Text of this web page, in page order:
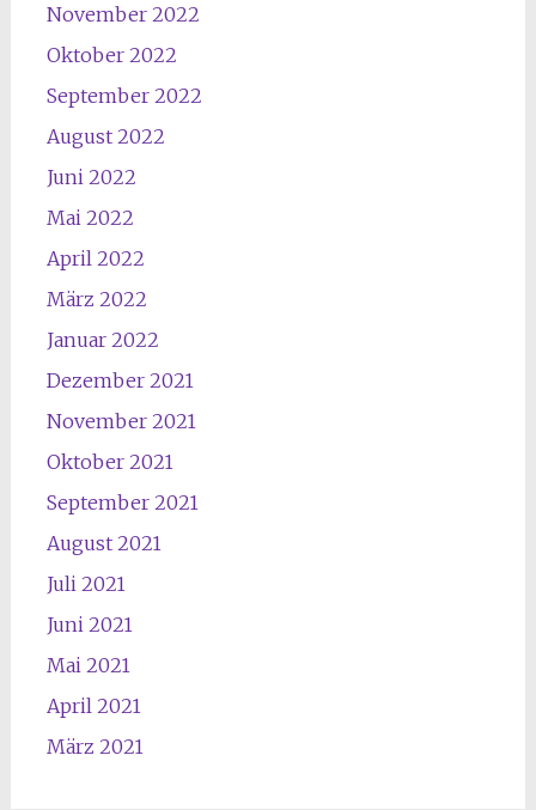
November 2022
Oktober 2022
September 2022
August 2022
Juni 2022
Mai 2022
April 2022
März 2022
Januar 2022
Dezember 2021
November 2021
Oktober 2021
September 2021
August 2021
Juli 2021
Juni 2021
Mai 2021
April 2021
März 2021